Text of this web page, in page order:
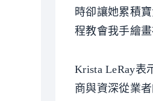
時卻讓她累積
程教會我手繪
Krista LeRay表
商與資深從業